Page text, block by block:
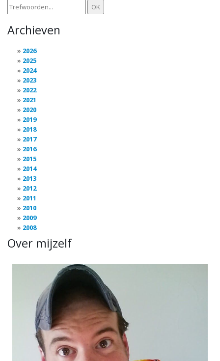
Archieven
2026
2025
2024
2023
2022
2021
2020
2019
2018
2017
2016
2015
2014
2013
2012
2011
2010
2009
2008
Over mijzelf